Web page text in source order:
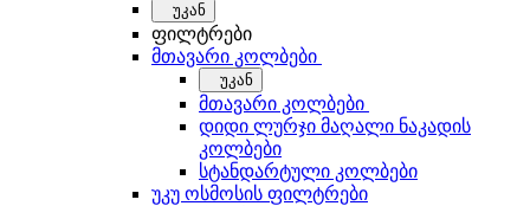
უკან
ფილტრები
მთავარი კოლბები
უკან
მთავარი კოლბები
დიდი ლურჯი მაღალი ნაკადის
კოლბები
სტანდარტული კოლბები
უკუ ოსმოსის ფილტრები